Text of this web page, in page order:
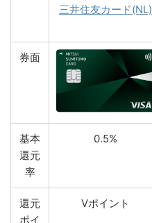
三井住友カード(NL)
券面
基本
還元
率
0.5%
還元
ポイ
Vポイント